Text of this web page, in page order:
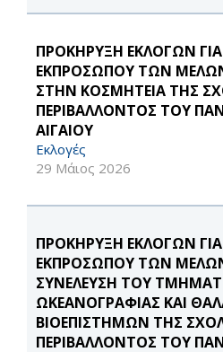
ΠΡΟΚΗΡΥΞΗ ΕΚΛΟΓΩΝ
ΕΚΠΡΟΣΩΠΟΥ ΤΩΝ ΜΕΛΩΝ
ΣΤΗΝ ΚΟΣΜΗΤΕΙΑ ΤΗΣ
ΠΕΡΙΒΑΛΛΟΝΤΟΣ ΤΟΥ
ΑΙΓΑΙΟΥ
Εκλογές
29 Μάιος 2026
ΠΡΟΚΗΡΥΞΗ ΕΚΛΟΓΩΝ
ΕΚΠΡΟΣΩΠΟΥ ΤΩΝ ΜΕΛΩΝ
ΣΥΝΕΛΕΥΣΗ ΤΟΥ
ΩΚΕΑΝΟΓΡΑΦΙΑΣ ΚΑΙ
ΒΙΟΕΠΙΣΤΗΜΩΝ ΤΗΣ
ΠΕΡΙΒΑΛΛΟΝΤΟΣ ΤΟΥ